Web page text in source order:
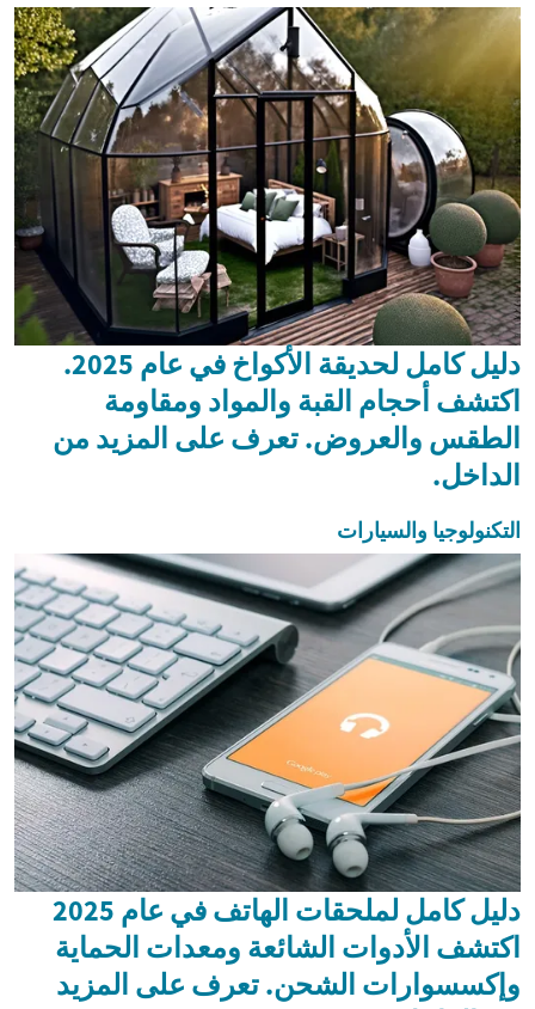
دليل كامل لحديقة الأكواخ في عام 2025.
اكتشف أحجام القبة والمواد ومقاومة
الطقس والعروض. تعرف على المزيد من
الداخل.
التكنولوجيا والسيارات
دليل كامل لملحقات الهاتف في عام 2025
اكتشف الأدوات الشائعة ومعدات الحماية
وإكسسوارات الشحن. تعرف على المزيد